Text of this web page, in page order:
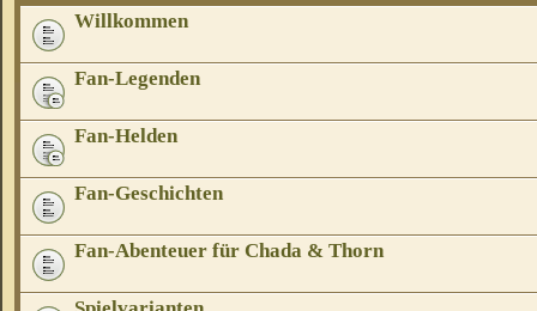
Willkommen
Fan-Legenden
Fan-Helden
Fan-Geschichten
Fan-Abenteuer für Chada & Thorn